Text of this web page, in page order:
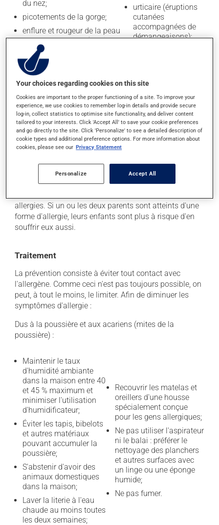
du nez;
picotements de la gorge;
enflure et rougeur de la peau
et des muqueuses (ex. tissus
tapissant l'intérieur de la
bouche);
urticaire (éruptions
cutanées
accompagnées de
démangeaisons);
Il existe deux types de rhinites allergiques :
saisonnière (aiguë), qui n'est présente qu'à certaines
périodes précises (pollen de l'herbe à poux, des
arbres ou des graminées);
apériodique (chronique)qui survient sans relation
aux saisons et qui est due à des allergènes intérieurs
(acariens, squames d'animaux, moisissures).
Causes et facteurs aggravants
allergies. Si un ou les deux parents sont atteints d'une
forme d'allergie, leurs enfants sont plus à risque d'en
souffrir eux aussi.
Traitement
La prévention consiste à éviter tout contact avec
l'allergène. Comme ceci n'est pas toujours possible, on
peut, à tout le moins, le limiter. Afin de diminuer les
symptômes d'allergie :
Dus à la poussière et aux acariens (mites de la
poussière) :
Maintenir le taux
d'humidité ambiante
dans la maison entre 40
et 45 % maximum et
minimiser l'utilisation
d'humidificateur;
Éviter les tapis, bibelots
et autres matériaux
pouvant accumuler la
poussière;
S'abstenir d'avoir des
animaux domestiques
dans la maison;
Laver la literie à l'eau
chaude au moins toutes
les deux semaines;
Recouvrir les matelas et
oreillers d'une housse
spécialement conçue
pour les gens allergiques;
Ne pas utiliser l'aspirateur
ni le balai : préférer le
nettoyage des planchers
et autres surfaces avec
un linge ou une éponge
humide;
Ne pas fumer.
Your choices regarding cookies on this site
Cookies are important to the proper functioning of a site. To improve your
experience, we use cookies to remember log-in details and provide secure
log-in, collect statistics to optimise site functionality, and deliver content
tailored to your interests. Click 'Accept All' to save your cookie preferences
and go directly to the site. Click 'Personalize' to see a detailed description of
cookie types and additional preference options. For more information about
cookies, please see our Privacy Statement
Personalize Accept All